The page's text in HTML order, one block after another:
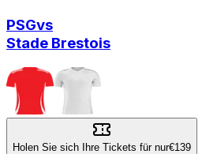
PSGvs
Stade Brestois
Holen Sie sich Ihre Tickets für nur€139